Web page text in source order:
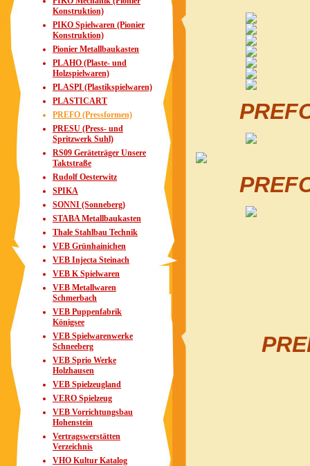
Konstruktion)
PIKO Spielwaren (Pionier
Konstruktion)
Pionier Metallbaukasten
PLAHO (Plaste- und
Holzspielwaren)
PLASPI (Plastikspielwaren)
PLASTICART
PREFO (Pressformen)
PRESU (Press- und
Spritzwerk Suhl)
RS09 Geräteträger Unsere
Taktstraße
Rudolf Oesterwitz
SPIKA
SONNI (Sonneberg)
STABA Metallbaukasten
Thale Stahlbau Technik
VEB Grünhainichen
VEB Injecta Steinach
VEB K Spielwaren
VEB Metallwaren
Schmerbach
VEB Puppenfabrik
Königsee
VEB Spielwarenwerke
Schneeberg
VEB Sprio Werke
Holzhausen
VEB Spielzeugland
VERO Spielzeug
VEB Vorrichtungsbau
Hohenstein
Vertragswerstätten
Verzeichnis
VHO Kultur Katalog